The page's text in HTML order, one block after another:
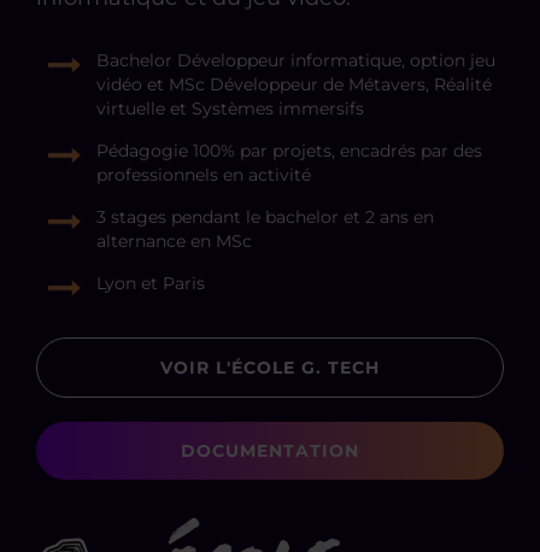
Bachelor Développeur informatique, option jeu
vidéo et MSc Développeur de Métavers, Réalité
virtuelle et Systèmes immersifs
Pédagogie 100% par projets, encadrés par des
professionnels en activité
3 stages pendant le bachelor et 2 ans en
alternance en MSc
Lyon et Paris
VOIR L'ÉCOLE G. TECH
DOCUMENTATION